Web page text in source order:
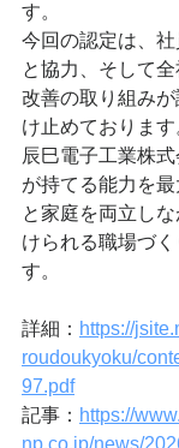
す。
今回の認定は、
と協力、そして
改善の取り組み
け止めております
辰巳電子工業株
が持てる能力を
と家庭を両立し
けられる職場づ
す。
詳細： https://
roudoukyoku/
97.pdf
記事： https://
np.co.jp/news/